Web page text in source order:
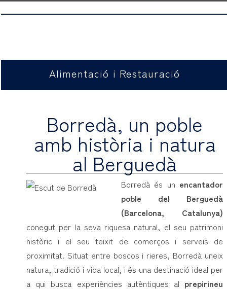
Alimentació i Restauració
Borredà, un poble
amb història i natura
al Berguedà
Borredà és un encantador
poble del Berguedà
(Barcelona, Catalunya)
conegut per la seva riquesa natural, el seu patrimoni
històric i el seu teixit de comerços i serveis de
proximitat. Situat entre boscos i rieres, Borredà uneix
natura, tradició i vida local, i és una destinació ideal per
a qui busca experiències autèntiques al prepirineu